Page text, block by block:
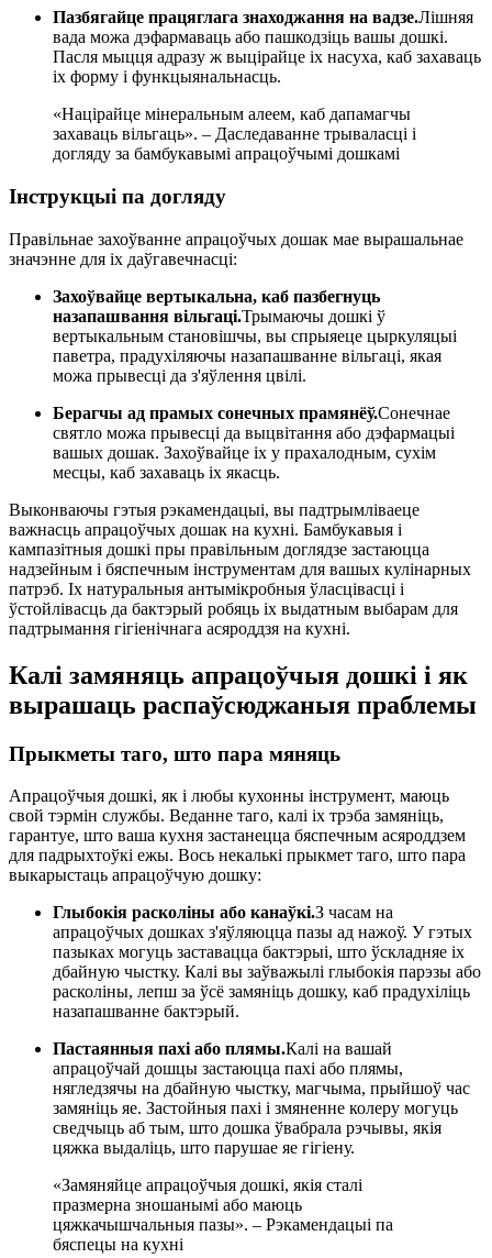
Пазбягайце працяглага знаходжання на вадзе.Лішняя
вада можа дэфармаваць або пашкодзіць вашы дошкі.
Пасля мыцця адразу ж выцірайце іх насуха, каб захаваць
іх форму і функцыянальнасць.
«Націрайце мінеральным алеем, каб дапамагчы
захаваць вільгаць». – Даследаванне трываласці і
догляду за бамбукавымі апрацоўчымі дошкамі
Інструкцыі па догляду
Правільнае захоўванне апрацоўчых дошак мае вырашальнае
значэнне для іх даўгавечнасці:
Захоўвайце вертыкальна, каб пазбегнуць
назапашвання вільгаці.Трымаючы дошкі ў
вертыкальным становішчы, вы спрыяеце цыркуляцыі
паветра, прадухіляючы назапашванне вільгаці, якая
можа прывесці да з'яўлення цвілі.
Берагчы ад прамых сонечных прамянёў.Сонечнае
святло можа прывесці да выцвітання або дэфармацыі
вашых дошак. Захоўвайце іх у прахалодным, сухім
месцы, каб захаваць іх якасць.
Выконваючы гэтыя рэкамендацыі, вы падтрымліваеце
важнасць апрацоўчых дошак на кухні. Бамбукавыя і
кампазітныя дошкі пры правільным доглядзе застаюцца
надзейным і бяспечным інструментам для вашых кулінарных
патрэб. Іх натуральныя антымікробныя ўласцівасці і
ўстойлівасць да бактэрый робяць іх выдатным выбарам для
падтрымання гігіенічнага асяроддзя на кухні.
Калі замяняць апрацоўчыя дошкі і як
вырашаць распаўсюджаныя праблемы
Прыкметы таго, што пара мяняць
Апрацоўчыя дошкі, як і любы кухонны інструмент, маюць
свой тэрмін службы. Веданне таго, калі іх трэба замяніць,
гарантуе, што ваша кухня застанецца бяспечным асяроддзем
для падрыхтоўкі ежы. Вось некалькі прыкмет таго, што пара
выкарыстаць апрацоўчую дошку:
Глыбокія расколіны або канаўкі.З часам на
апрацоўчых дошках з'яўляюцца пазы ад нажоў. У гэтых
пазыках могуць заставацца бактэрыі, што ўскладняе іх
дбайную чыстку. Калі вы заўважылі глыбокія парэзы або
расколіны, лепш за ўсё замяніць дошку, каб прадухіліць
назапашванне бактэрый.
Пастаянныя пахі або плямы.Калі на вашай
апрацоўчай дошцы застаюцца пахі або плямы,
нягледзячы на ​​дбайную чыстку, магчыма, прыйшоў час
замяніць яе. Застойныя пахі і змяненне колеру могуць
сведчыць аб тым, што дошка ўвабрала рэчывы, якія
цяжка выдаліць, што парушае яе гігіену.
«Замяняйце апрацоўчыя дошкі, якія сталі
празмерна зношанымі або маюць
цяжкачышчальныя пазы». – Рэкамендацыі па
бяспецы на кухні